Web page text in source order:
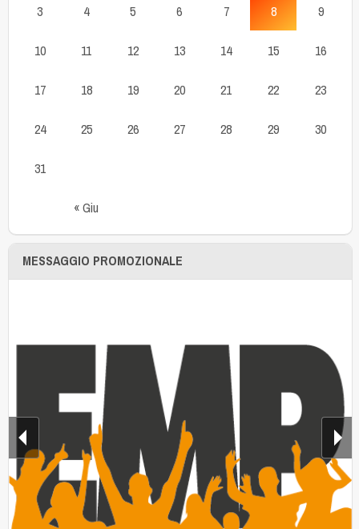
« Giu
3 4 5 6 7 8 9
10 11 12 13 14 15 16
17 18 19 20 21 22 23
24 25 26 27 28 29 30
31
MESSAGGIO PROMOZIONALE